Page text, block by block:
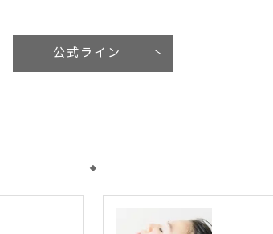
公式ライン